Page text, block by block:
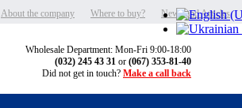
News and Articles
Where to buy?
About the company
Wholesale Department: Mon-Fri 9:00-18:00
(032) 245 43 31 or (067) 353-81-40
Did not get in touch? Make a call back